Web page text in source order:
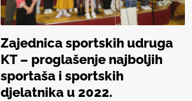
Zajednica sportskih udruga
KT – proglašenje najboljih
sportaša i sportskih
djelatnika u 2022.